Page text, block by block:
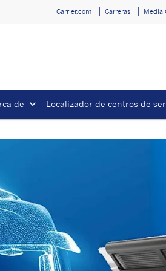
Carrier.com Carreras Media
de Localizador de centros de